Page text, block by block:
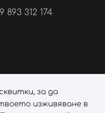
312 174
за да
изживяване в